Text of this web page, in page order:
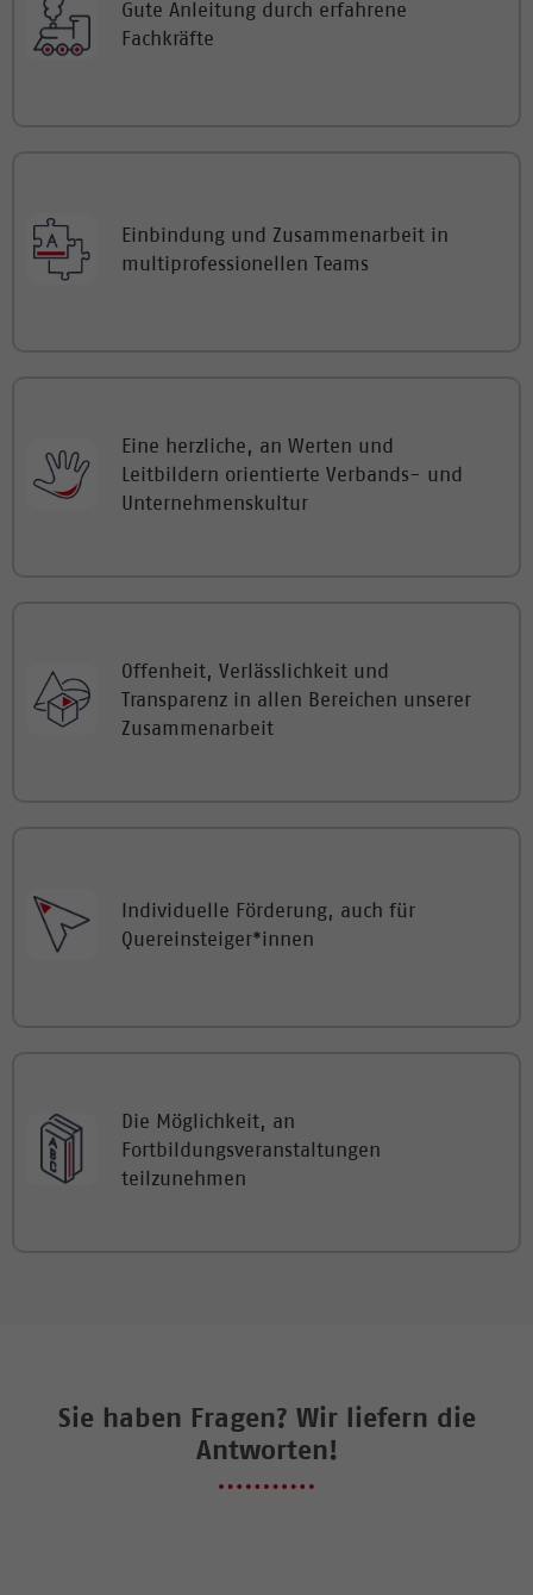
Gute Anleitung durch erfahrene
Fachkräfte
Einbindung und Zusammenarbeit in
multiprofessionellen Teams
Eine herzliche, an Werten und
Leitbildern orientierte Verbands- und
Unternehmenskultur
Offenheit, Verlässlichkeit und
Transparenz in allen Bereichen unserer
Zusammenarbeit
Individuelle Förderung, auch für
Quereinsteiger*innen
Die Möglichkeit, an
Fortbildungsveranstaltungen
teilzunehmen
Sie haben Fragen? Wir liefern die
Antworten!